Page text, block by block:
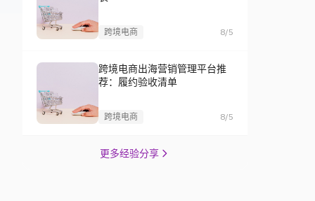
跨境电商 8/5
跨境电商出海营销管理平台推
荐：履约验收清单
跨境电商 8/5
更多经验分享